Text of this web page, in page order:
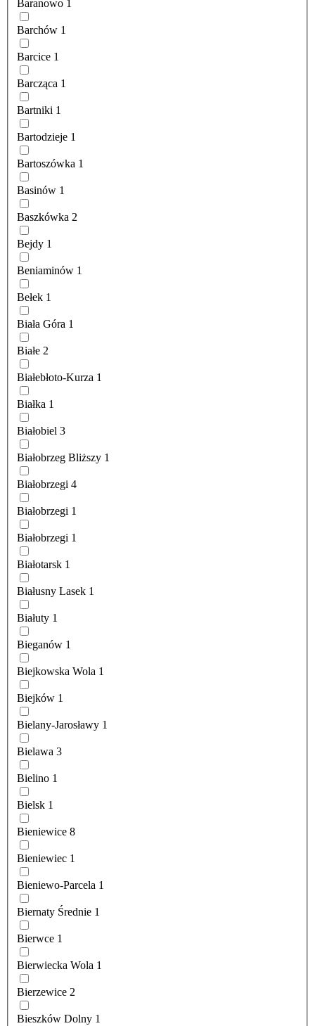
Baranowo 1
Barchów 1
Barcice 1
Barcząca 1
Bartniki 1
Bartodzieje 1
Bartoszówka 1
Basinów 1
Baszkówka 2
Bejdy 1
Beniaminów 1
Bełek 1
Biała Góra 1
Białe 2
Białebłoto-Kurza 1
Białka 1
Białobiel 3
Białobrzeg Bliższy 1
Białobrzegi 4
Białobrzegi 1
Białobrzegi 1
Białotarsk 1
Białusny Lasek 1
Białuty 1
Bieganów 1
Biejkowska Wola 1
Biejków 1
Bielany-Jarosławy 1
Bielawa 3
Bielino 1
Bielsk 1
Bieniewice 8
Bieniewiec 1
Bieniewo-Parcela 1
Biernaty Średnie 1
Bierwce 1
Bierwiecka Wola 1
Bierzewice 2
Bieszków Dolny 1